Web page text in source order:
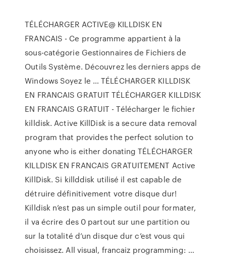
TÉLÉCHARGER ACTIVE@ KILLDISK EN
FRANCAIS - Ce programme appartient à la
sous-catégorie Gestionnaires de Fichiers de
Outils Système. Découvrez les derniers apps de
Windows Soyez le … TÉLÉCHARGER KILLDISK
EN FRANCAIS GRATUIT TÉLÉCHARGER KILLDISK
EN FRANCAIS GRATUIT - Télécharger le fichier
killdisk. Active KillDisk is a secure data removal
program that provides the perfect solution to
anyone who is either donating TÉLÉCHARGER
KILLDISK EN FRANCAIS GRATUITEMENT Active
KillDisk. Si killddisk utilisé il est capable de
détruire définitivement votre disque dur!
Killdisk n’est pas un simple outil pour formater,
il va écrire des 0 partout sur une partition ou
sur la totalité d’un disque dur c’est vous qui
choisissez. All visual, francaiz programming: …